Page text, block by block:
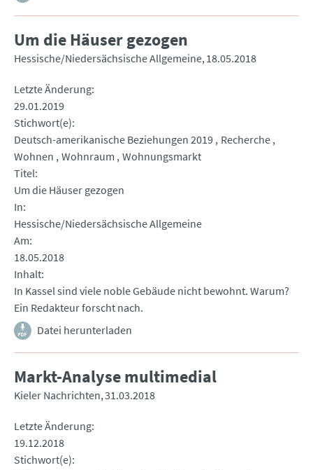
Um die Häuser gezogen
Hessische/Niedersächsische Allgemeine 18.05.2018
Letzte Änderung
29.01.2019
Stichwort(e)
Deutsch-amerikanische Beziehungen 2019 Recherche
Wohnen Wohnraum Wohnungsmarkt
Titel
Um die Häuser gezogen
In
Hessische/Niedersächsische Allgemeine
Am
18.05.2018
Inhalt
In Kassel sind viele noble Gebäude nicht bewohnt. Warum?
Ein Redakteur forscht nach.
Datei herunterladen
Markt-Analyse multimedial
Kieler Nachrichten 31.03.2018
Letzte Änderung
19.12.2018
Stichwort(e)